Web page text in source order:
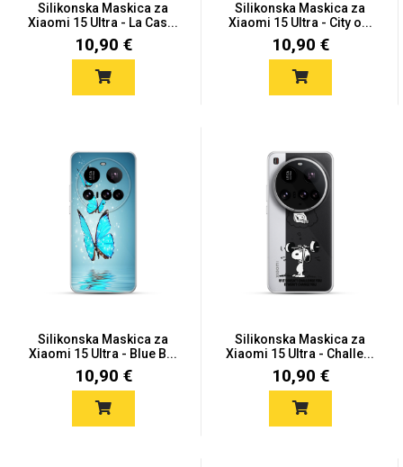
Silikonska Maskica za
Xiaomi 15 Ultra - La Cas...
10,90 €
Silikonska Maskica za
Xiaomi 15 Ultra - City o...
10,90 €
Silikonska Maskica za
Xiaomi 15 Ultra - Blue B...
10,90 €
Silikonska Maskica za
Xiaomi 15 Ultra - Challe...
10,90 €
Gaming motivi Crtani filmovi
Sportski motivi Obiteljski motivi